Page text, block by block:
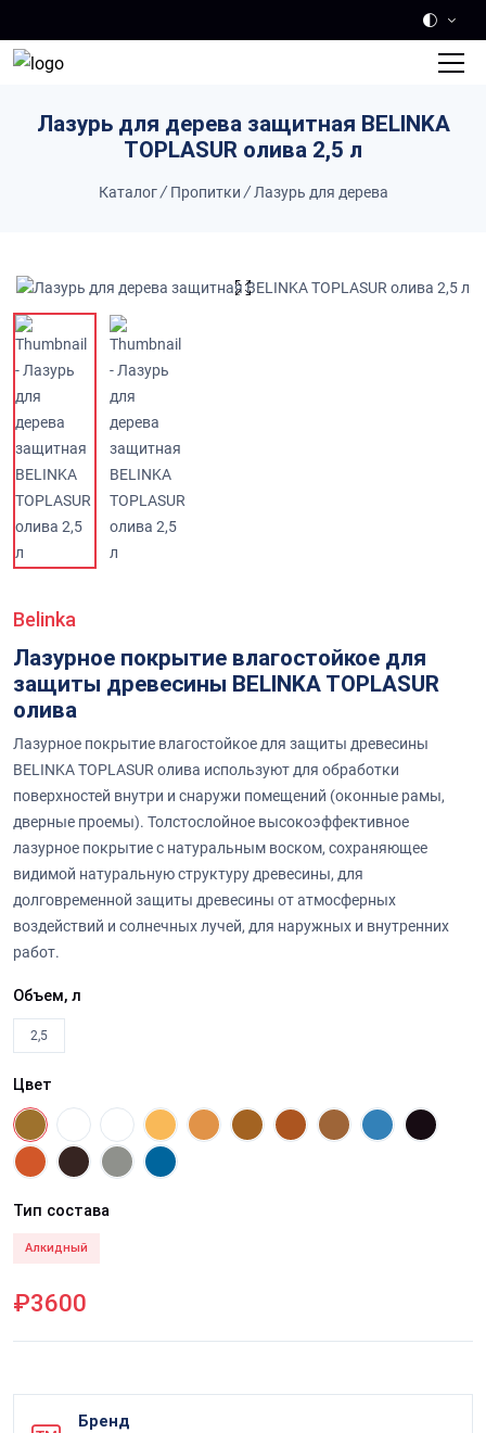
Лазурь для дерева защитная BELINKA
TOPLASUR олива 2,5 л
Каталог/ Пропитки / Лазурь для дерева
Belinka
Лазурное покрытие влагостойкое для
защиты древесины BELINKA TOPLASUR
олива
Лазурное покрытие влагостойкое для защиты древесины
BELINKA TOPLASUR олива используют для обработки
поверхностей внутри и снаружи помещений (оконные рамы,
дверные проемы). Толстослойное высокоэффективное
лазурное покрытие с натуральным воском, сохраняющее
видимой натуральную структуру древесины, для
долговременной защиты древесины от атмосферных
воздействий и солнечных лучей, для наружных и внутренних
работ.
Объем, л
2,5
Цвет
Тип состава
Алкидный
₽3600
Бренд